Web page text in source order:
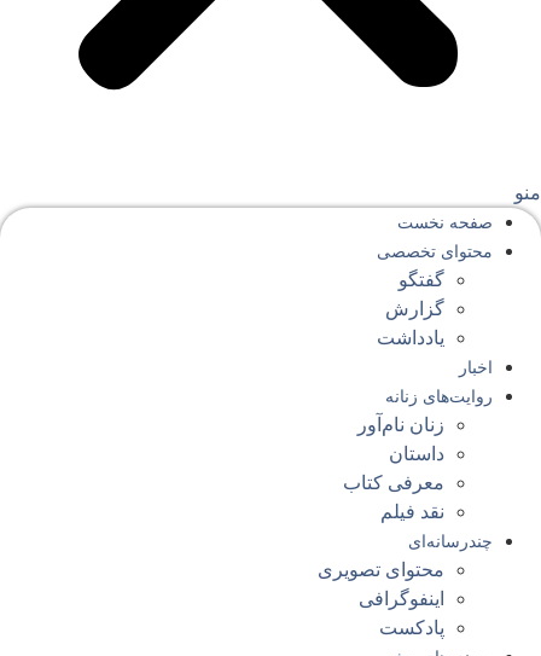
صفحه‌ نخست
محتوای‌ تخصصی
گفتگو
گزارش
یادداشت
اخبار
روایت‌های زنانه
زنان نام‌آور
داستان
معرفی کتاب
نقد فیلم
چندرسانه‌ای
محتوای تصویری
اینفوگرافی
پادکست